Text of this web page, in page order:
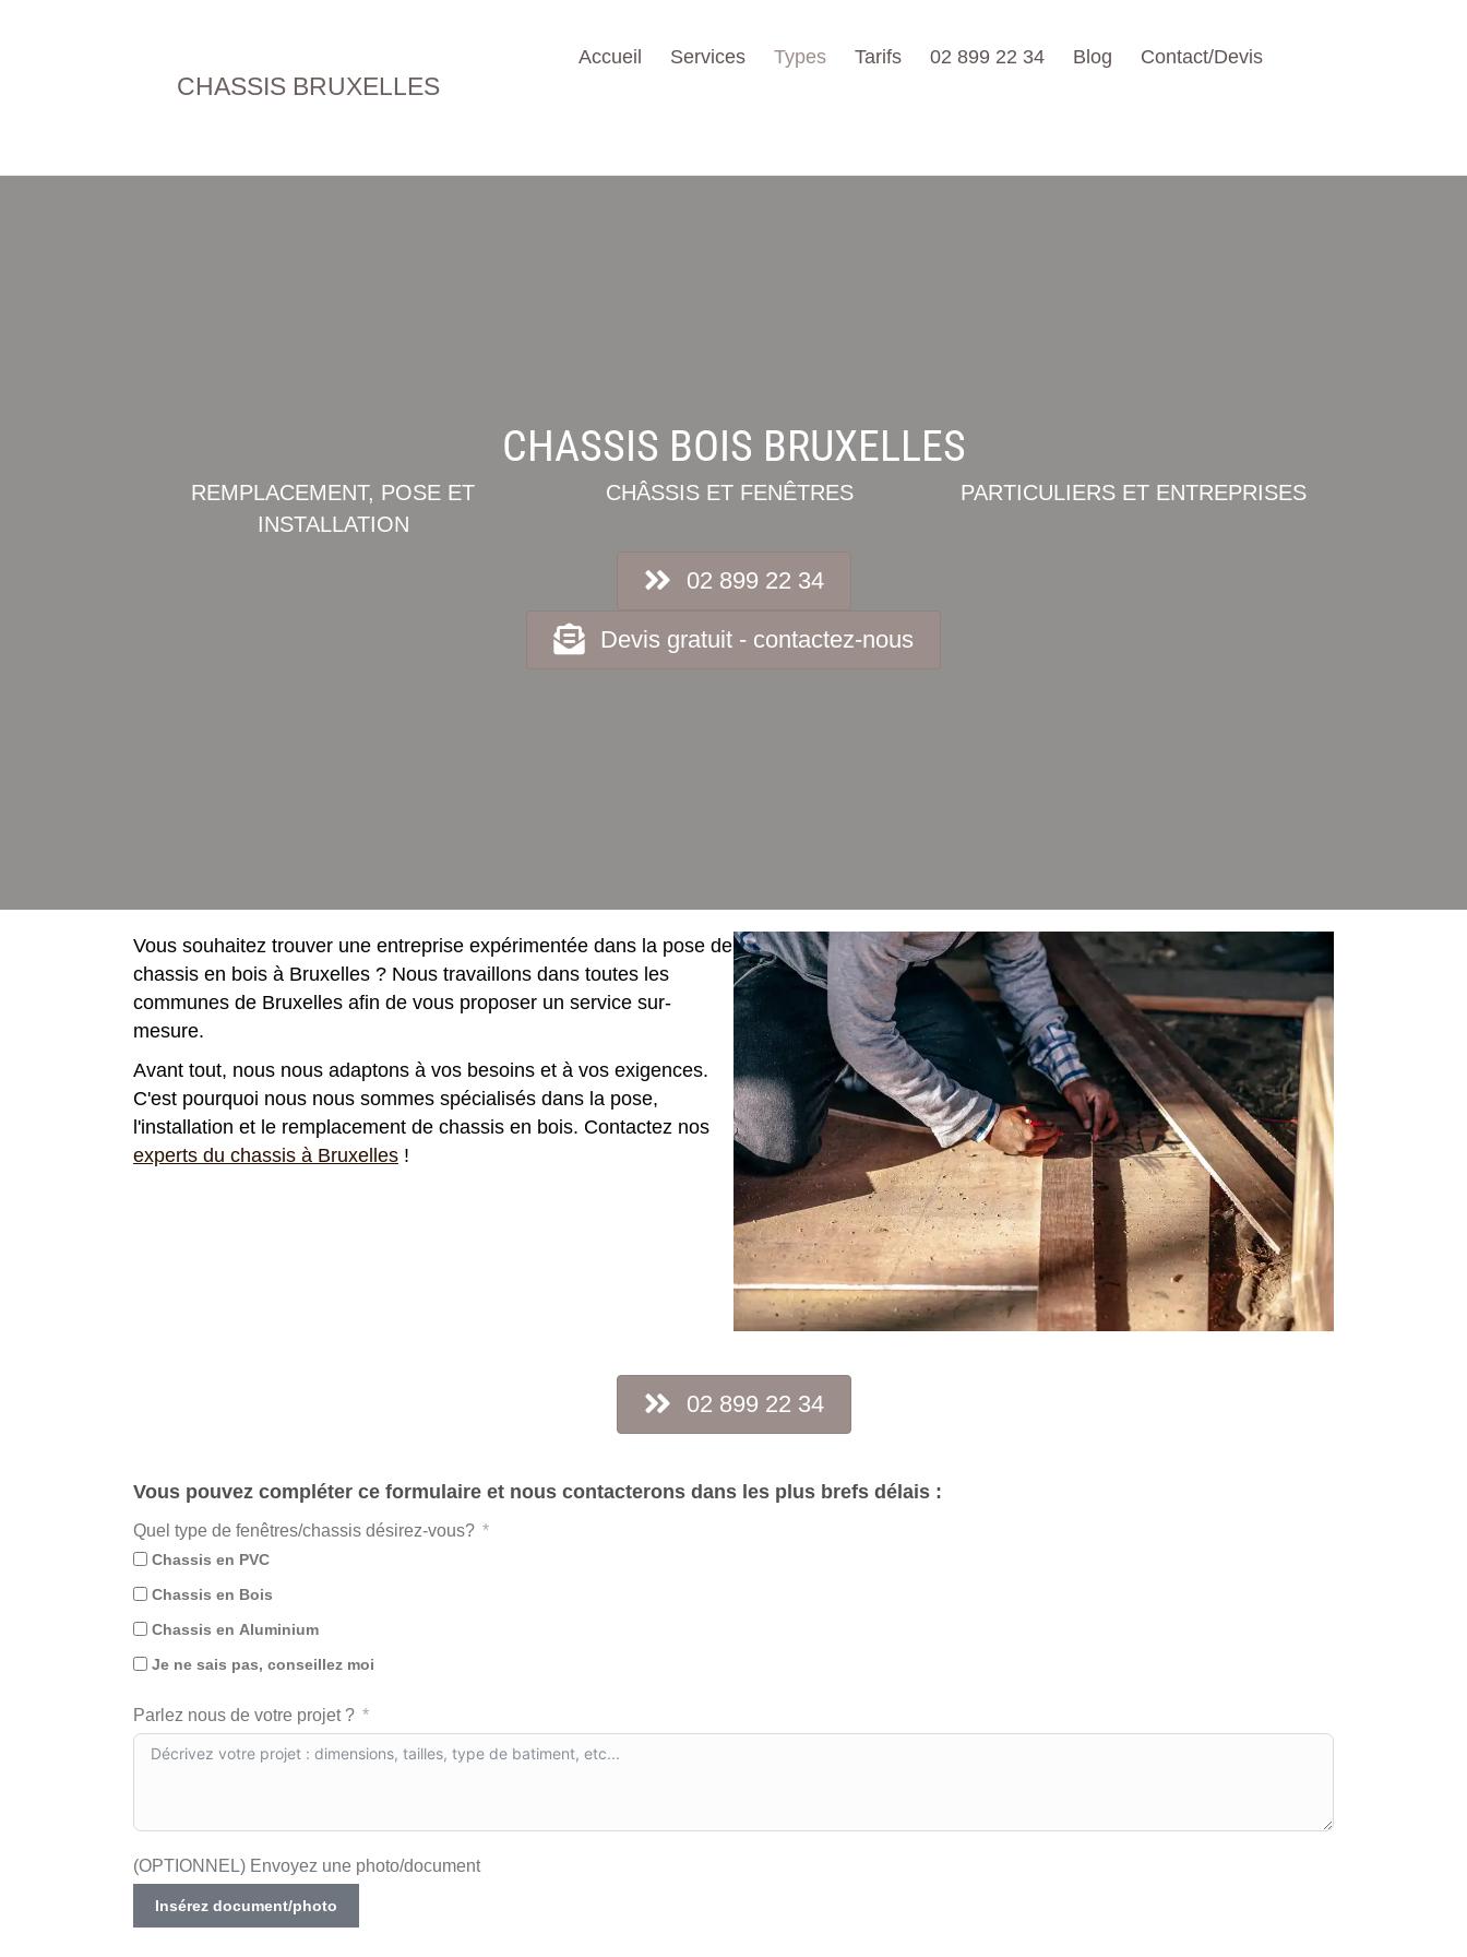
CHASSIS BRUXELLES
Accueil Services Types Tarifs 02 899 22 34 Blog Contact/Devis
CHASSIS BOIS BRUXELLES
REMPLACEMENT, POSE ET
INSTALLATION
CHÂSSIS ET FENÊTRES PARTICULIERS ET ENTREPRISES
02 899 22 34
Devis gratuit - contactez-nous
Vous souhaitez trouver une entreprise expérimentée dans la pose de
chassis en bois à Bruxelles ? Nous travaillons dans toutes les
communes de Bruxelles afin de vous proposer un service sur-
mesure.
Avant tout, nous nous adaptons à vos besoins et à vos exigences.
C'est pourquoi nous nous sommes spécialisés dans la pose,
l'installation et le remplacement de chassis en bois. Contactez nos
experts du chassis à Bruxelles !
02 899 22 34
Vous pouvez compléter ce formulaire et nous contacterons dans les plus brefs délais :
Quel type de fenêtres/chassis désirez-vous?
Chassis en PVC
Chassis en Bois
Chassis en Aluminium
Je ne sais pas, conseillez moi
Parlez nous de votre projet ?
(OPTIONNEL) Envoyez une photo/document
Insérez document/photo